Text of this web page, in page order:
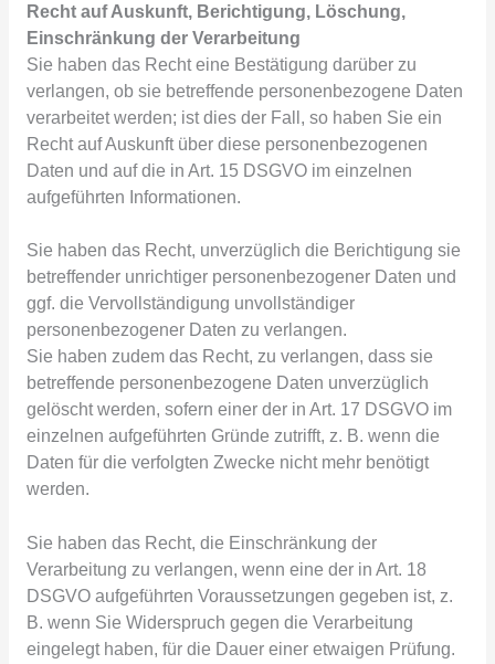
Recht auf Auskunft, Berichtigung, Löschung,
Einschränkung der Verarbeitung
Sie haben das Recht eine Bestätigung darüber zu
verlangen, ob sie betreffende personenbezogene Daten
verarbeitet werden; ist dies der Fall, so haben Sie ein
Recht auf Auskunft über diese personenbezogenen
Daten und auf die in Art. 15 DSGVO im einzelnen
aufgeführten Informationen.
Sie haben das Recht, unverzüglich die Berichtigung sie
betreffender unrichtiger personenbezogener Daten und
ggf. die Vervollständigung unvollständiger
personenbezogener Daten zu verlangen.
Sie haben zudem das Recht, zu verlangen, dass sie
betreffende personenbezogene Daten unverzüglich
gelöscht werden, sofern einer der in Art. 17 DSGVO im
einzelnen aufgeführten Gründe zutrifft, z. B. wenn die
Daten für die verfolgten Zwecke nicht mehr benötigt
werden.
Sie haben das Recht, die Einschränkung der
Verarbeitung zu verlangen, wenn eine der in Art. 18
DSGVO aufgeführten Voraussetzungen gegeben ist, z.
B. wenn Sie Widerspruch gegen die Verarbeitung
eingelegt haben, für die Dauer einer etwaigen Prüfung.